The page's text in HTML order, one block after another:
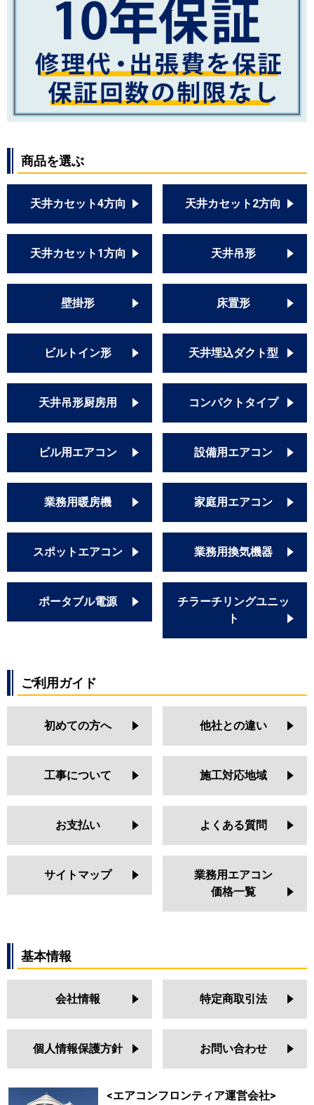
商品を選ぶ
天井カセット4方向 天井カセット2方向
天井カセット1方向 天井吊形
壁掛形 床置形
ビルトイン形 天井埋込ダクト型
天井吊形厨房用 コンパクトタイプ
ビル用エアコン 設備用エアコン
業務用暖房機 家庭用エアコン
スポットエアコン 業務用換気機器
ポータブル電源
チラーチリングユニッ
ト
ご利用ガイド
初めての方へ 他社との違い
工事について 施工対応地域
お支払い よくある質問
サイトマップ
業務用エアコン
価格一覧
基本情報
会社情報 特定商取引法
個人情報保護方針 お問い合わせ
<エアコンフロンティア運営会社>